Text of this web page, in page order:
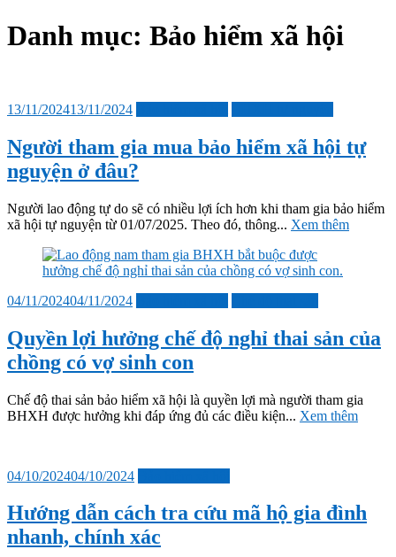
Danh mục: Bảo hiểm xã hội
Đăng
13/11/202413/11/2024
Người tham gia mua bảo hiểm xã hội tự
nguyện ở đâu?
Người lao động tự do sẽ có nhiều lợi ích hơn khi tham gia bảo hiểm
xã hội tự nguyện từ 01/07/2025. Theo đó, thông... Xem thêm
Đăng
04/11/202404/11/2024
Quyền lợi hưởng chế độ nghỉ thai sản của
chồng có vợ sinh con
Chế độ thai sản bảo hiểm xã hội là quyền lợi mà người tham gia
BHXH được hưởng khi đáp ứng đủ các điều kiện... Xem thêm
Đăng
04/10/202404/10/2024
Hướng dẫn cách tra cứu mã hộ gia đình
nhanh, chính xác